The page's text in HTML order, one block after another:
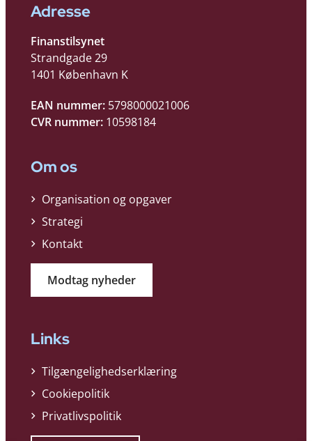
Adresse
Finanstilsynet
Strandgade 29
1401 København K
EAN nummer: 5798000021006
CVR nummer: 10598184
Om os
Organisation og opgaver
Strategi
Kontakt
Modtag nyheder
Links
Tilgængelighedserklæring
Cookiepolitik
Privatlivspolitik